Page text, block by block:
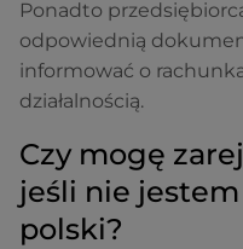
Ponadto
odpowiednią
informować o
działalnością.
Czy mogę
jeśli nie
polski?